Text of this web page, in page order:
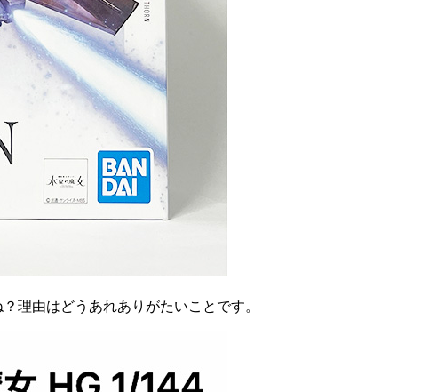
理由はどうあれありがたいことです。